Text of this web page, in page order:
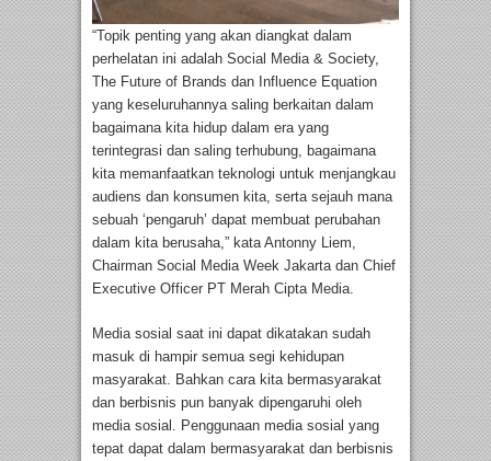
“Topik penting yang akan diangkat dalam
perhelatan ini adalah Social Media & Society,
The Future of Brands dan Influence Equation
yang keseluruhannya saling berkaitan dalam
bagaimana kita hidup dalam era yang
terintegrasi dan saling terhubung, bagaimana
kita memanfaatkan teknologi untuk menjangkau
audiens dan konsumen kita, serta sejauh mana
sebuah ‘pengaruh’ dapat membuat perubahan
dalam kita berusaha,” kata Antonny Liem,
Chairman Social Media Week Jakarta dan Chief
Executive Officer PT Merah Cipta Media.
Media sosial saat ini dapat dikatakan sudah
masuk di hampir semua segi kehidupan
masyarakat. Bahkan cara kita bermasyarakat
dan berbisnis pun banyak dipengaruhi oleh
media sosial. Penggunaan media sosial yang
tepat dapat dalam bermasyarakat dan berbisnis